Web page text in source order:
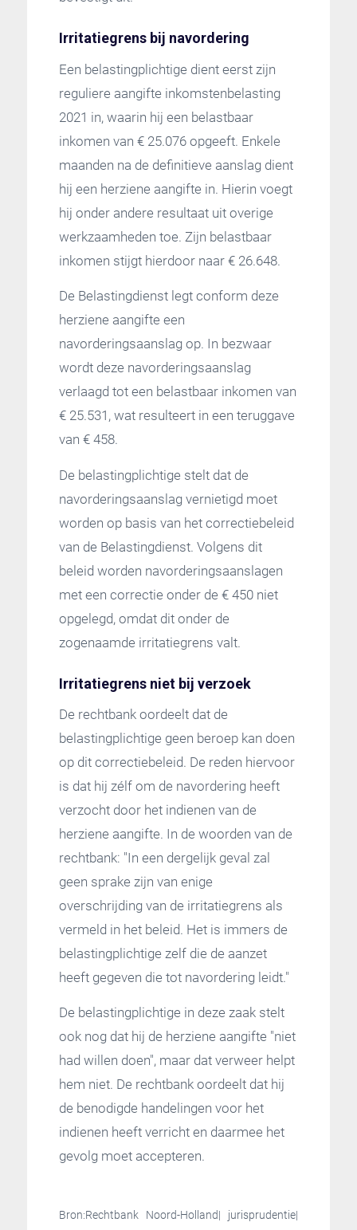
Irritatiegrens bij navordering
Een belastingplichtige dient eerst zijn
reguliere aangifte inkomstenbelasting
2021 in, waarin hij een belastbaar
inkomen van € 25.076 opgeeft. Enkele
maanden na de definitieve aanslag dient
hij een herziene aangifte in. Hierin voegt
hij onder andere resultaat uit overige
werkzaamheden toe. Zijn belastbaar
inkomen stijgt hierdoor naar € 26.648.
De Belastingdienst legt conform deze
herziene aangifte een
navorderingsaanslag op. In bezwaar
wordt deze navorderingsaanslag
verlaagd tot een belastbaar inkomen van
€ 25.531, wat resulteert in een teruggave
van € 458.
De belastingplichtige stelt dat de
navorderingsaanslag vernietigd moet
worden op basis van het correctiebeleid
van de Belastingdienst. Volgens dit
beleid worden navorderingsaanslagen
met een correctie onder de € 450 niet
opgelegd, omdat dit onder de
zogenaamde irritatiegrens valt.
Irritatiegrens niet bij verzoek
De rechtbank oordeelt dat de
belastingplichtige geen beroep kan doen
op dit correctiebeleid. De reden hiervoor
is dat hij zélf om de navordering heeft
verzocht door het indienen van de
herziene aangifte. In de woorden van de
rechtbank: "In een dergelijk geval zal
geen sprake zijn van enige
overschrijding van de irritatiegrens als
vermeld in het beleid. Het is immers de
belastingplichtige zelf die de aanzet
heeft gegeven die tot navordering leidt."
De belastingplichtige in deze zaak stelt
ook nog dat hij de herziene aangifte "niet
had willen doen", maar dat verweer helpt
hem niet. De rechtbank oordeelt dat hij
de benodigde handelingen voor het
indienen heeft verricht en daarmee het
gevolg moet accepteren.
Bron:Rechtbank Noord-Holland| jurisprudentie|